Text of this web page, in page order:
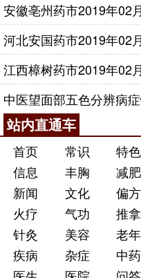
安徽亳州药市2019年02
河北安国药市2019年02
江西樟树药市2019年02
中医望面部五色分辨病
站内直通车
首页 常识 特色
信息
丰胸 减肥
新闻
文化 偏方
火疗
气功 推拿
针灸
美容 老年
疾病
杂症 中药